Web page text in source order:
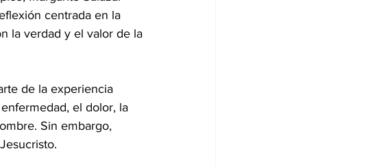
centrada en la
la verdad y el valor de la
de la experiencia
el dolor, la
Sin embargo,